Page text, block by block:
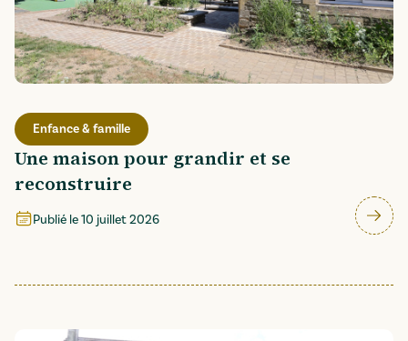
Enfance & famille
Une maison pour grandir et se
reconstruire
Publié le10 juillet 2026